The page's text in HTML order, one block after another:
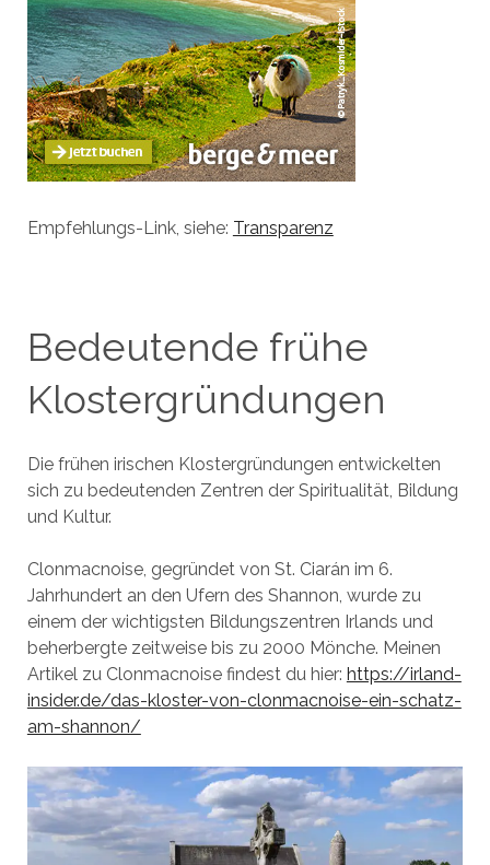
Empfehlungs-Link, siehe: Transparenz
Bedeutende frühe
Klostergründungen
Die frühen irischen Klostergründungen entwickelten
sich zu bedeutenden Zentren der Spiritualität, Bildung
und Kultur.
Clonmacnoise, gegründet von St. Ciarán im 6.
Jahrhundert an den Ufern des Shannon, wurde zu
einem der wichtigsten Bildungszentren Irlands und
beherbergte zeitweise bis zu 2000 Mönche. Meinen
Artikel zu Clonmacnoise findest du hier: https://irland-
insider.de/das-kloster-von-clonmacnoise-ein-schatz-
am-shannon/